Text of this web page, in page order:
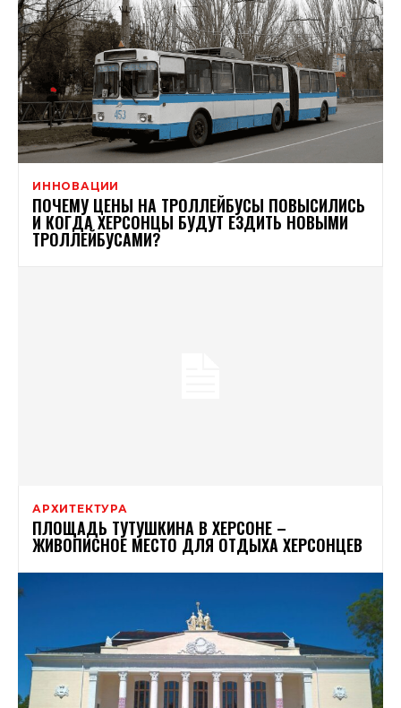
ИННОВАЦИИ
ПОЧЕМУ ЦЕНЫ НА ТРОЛЛЕЙБУСЫ ПОВЫСИЛИСЬ
И КОГДА ХЕРСОНЦЫ БУДУТ ЕЗДИТЬ НОВЫМИ
ТРОЛЛЕЙБУСАМИ?
АРХИТЕКТУРА
ПЛОЩАДЬ ТУТУШКИНА В ХЕРСОНЕ –
ЖИВОПИСНОЕ МЕСТО ДЛЯ ОТДЫХА ХЕРСОНЦЕВ